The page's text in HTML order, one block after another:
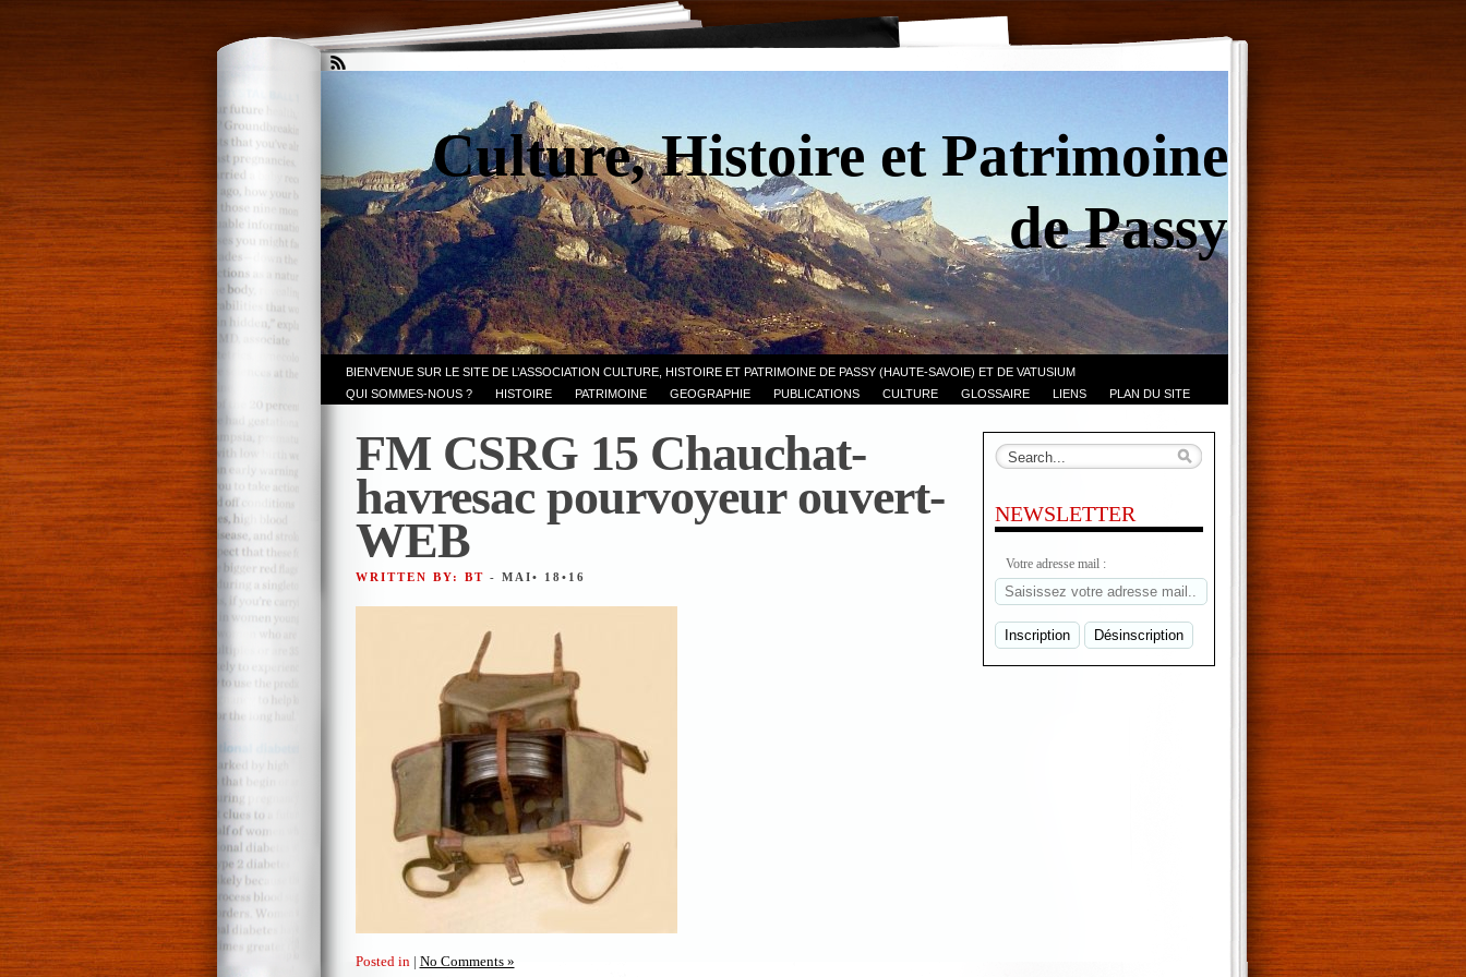
Culture, Histoire et Patrimoine
de Passy
BIENVENUE SUR LE SITE DE L’ASSOCIATION CULTURE, HISTOIRE ET PATRIMOINE DE PASSY (HAUTE-SAVOIE) ET DE VATUSIUM
QUI SOMMES-NOUS ?
HISTOIRE PATRIMOINE GEOGRAPHIE PUBLICATIONS CULTURE GLOSSAIRE LIENS PLAN DU SITE
FM CSRG 15 Chauchat-
havresac pourvoyeur ouvert-
WEB
WRITTEN BY: BT - MAI• 18•16
Posted in | No Comments »
NEWSLETTER
Votre adresse mail :